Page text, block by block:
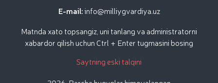
E-mail:info@milliygvardiya.uz
Matnda xato topsangiz, uni tanlang va administratorni
xabardor qilish uchun Ctrl + Enter tugmasini bosing
Saytning eski talqini